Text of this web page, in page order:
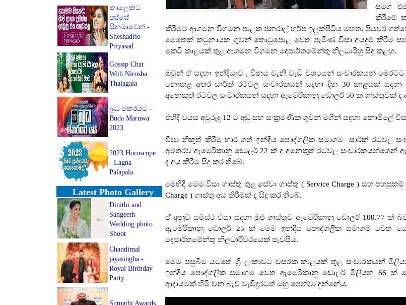
සමග
කිරීමේ
කිරීමට ආගමන විගමන පාළක ජනරාල් හර්ෂ ඉලුක්පිටිය මහතා පියවර
මෙතෙක් කටුනායක ගුවන් තොටුපොළ වෙත පැමිණ වීසා අයදුම් කිරීම සහ
කෙටි කාළයක් තුළ ආගමන විගමන දෙපාර්තමේන්තු නිලධාරීහු සිදු කළහ.
ඔවුන් ඒ සදහා ඉන්දියාව , චීනය වැනි වැඩි වශයෙන් සංචාරකයන්
නොකළ අතර සාර්ක් රටවල සංචාරකයන් සදහා දින 30 කාළයක්
අනෙකුත් රටවල සංචාරකයන් සදහා ඇමෙරිකානු ඩොලර් 50 ක ගාස්තුවක්
එහිදී වයස අවුරුදු 12 ට අඩු සහ සංක්‍රමණික ගුවන් මගීන් සදහා නොමිලේ
වීසා නිකුත් කිරීම භාර ගත් ඉන්දීය පෞද්ගලික සමාගම සාර්ක් රටවල
අමතරව ඇමෙරිකානු ඩොලර් 22 ක් ද අනෙකුත් රටවල සංචාරකයන්ගෙන්
ද අය කිරීම සිදු කර තිබේ.
මෙහිදී මෙම වීසා ගාස්තු තුළ සේවා ගාස්තු ( Service Charge ) සහ පහසුකම්
Charge ) ගාස්තු අය කිරීමක් ද සිදු කර තිබේ.
ඒ අනුව සමස්ථ වීසා සදහා මුළු ගාස්තුව ඇමෙරිකානු ඩොලර් 100.77 ක්
ඇමෙරිකානු ඩොලර් 25 ක් මෙම ඉන්දීය පෞද්ගලික සමාගම වෙත
දෙපාර්තමේන්තු නිලධාරීවරයෙක් පැවසීය.
මෙම පසුබිම යටතේ ශ්‍රී ලංකාවට වසරක කාළයක් තුළ සංචාරකයන්
ඉන්දීය පෞද්ගලික සමාගම වෙත ඇමෙරිකානු ඩොලර් මිලියන 66 ක්
ආදායමක් හිමි වන බැව් වැඩිදුරටත් ඔහු පෙන්වා දුන්නේය.
කාලෙකට
පස්සේ
සිනමාවෙන් -
Sheshadrie
Priyasad
Gossip Chat
With Nirosha
Thalagala
බුධ මකරයට -
Buda Maruwa
2023
2023 Horoscope
- Lagna
Palapala
Latest Photo Gallery
Dinithi and
Sangeeth
Wedding photo
Shoot
Chandimal
jayasingha -
Royal Birthday
Party
Sumathi Awards